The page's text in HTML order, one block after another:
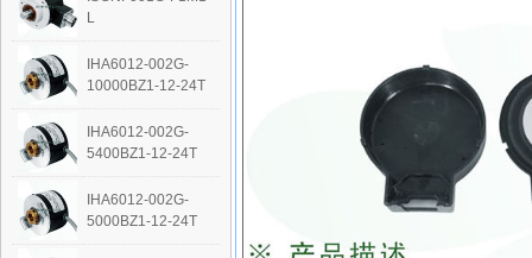
L
IHA6012-002G-
10000BZ1-12-24T
IHA6012-002G-
5400BZ1-12-24T
IHA6012-002G-
5000BZ1-12-24T